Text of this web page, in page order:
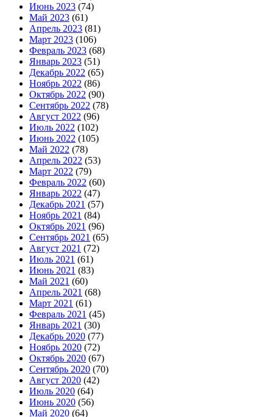
Июнь 2023 (74)
Май 2023 (61)
Апрель 2023 (81)
Март 2023 (106)
Февраль 2023 (68)
Январь 2023 (51)
Декабрь 2022 (65)
Ноябрь 2022 (86)
Октябрь 2022 (90)
Сентябрь 2022 (78)
Август 2022 (96)
Июль 2022 (102)
Июнь 2022 (105)
Май 2022 (78)
Апрель 2022 (53)
Март 2022 (79)
Февраль 2022 (60)
Январь 2022 (47)
Декабрь 2021 (57)
Ноябрь 2021 (84)
Октябрь 2021 (96)
Сентябрь 2021 (65)
Август 2021 (72)
Июль 2021 (61)
Июнь 2021 (83)
Май 2021 (60)
Апрель 2021 (68)
Март 2021 (61)
Февраль 2021 (45)
Январь 2021 (30)
Декабрь 2020 (77)
Ноябрь 2020 (72)
Октябрь 2020 (67)
Сентябрь 2020 (70)
Август 2020 (42)
Июль 2020 (64)
Июнь 2020 (56)
Май 2020 (64)